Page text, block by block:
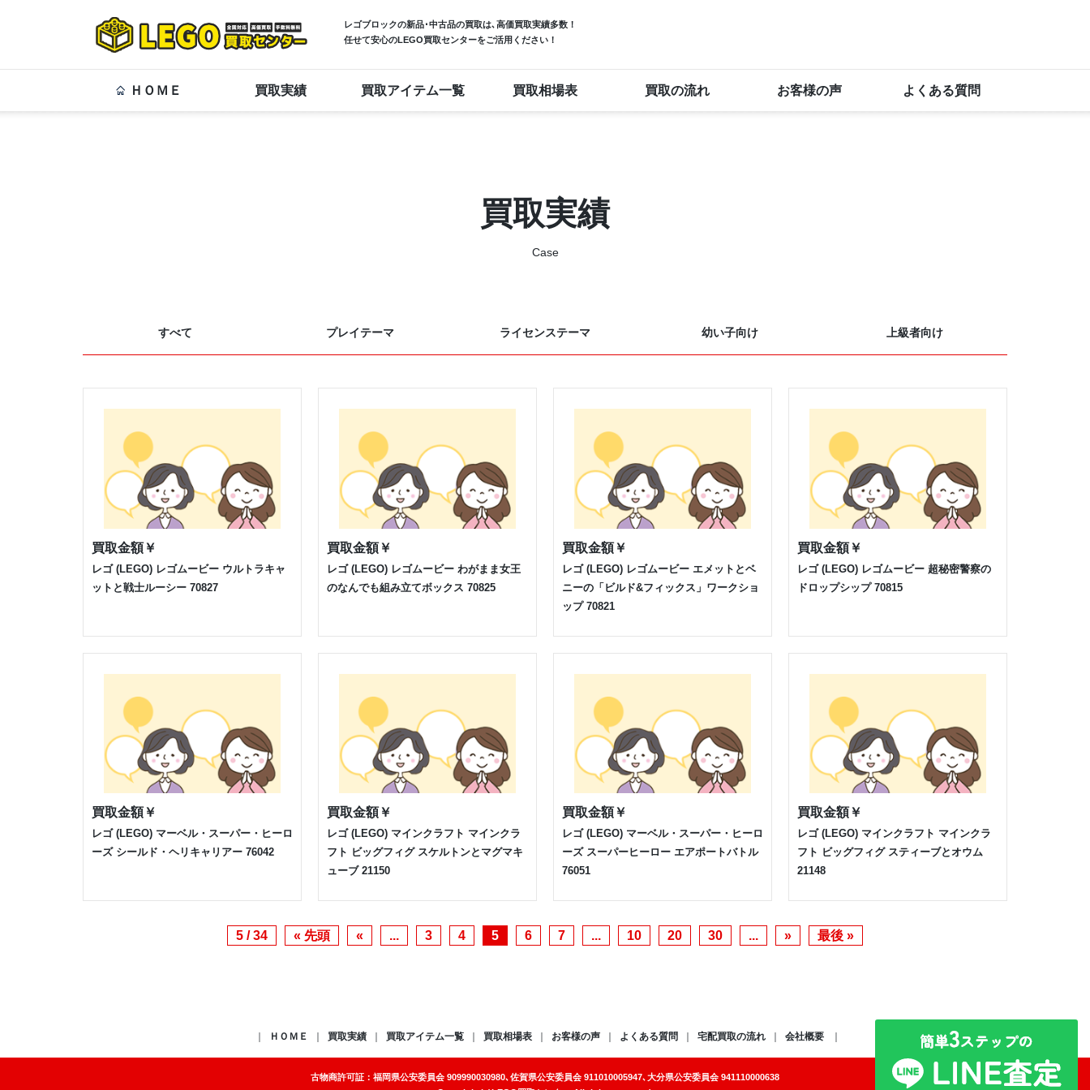
レゴブロックの新品･中古品の買取は､高価買取実績多数！
任せて安心のLEGO買取センターをご活用ください！
ＨＯＭＥ 買取実績 買取アイテム一覧 買取相場表 買取の流れ お客様の声 よくある質問
買取実績
Case
すべて プレイテーマ ライセンステーマ 幼い子向け 上級者向け
買取金額￥
レゴ (LEGO) レゴムービー ウルトラキャ
ットと戦士ルーシー 70827
買取金額￥
レゴ (LEGO) レゴムービー わがまま女王
のなんでも組み立てボックス 70825
買取金額￥
レゴ (LEGO) レゴムービー エメットとベ
ニーの「ビルド&フィックス」ワークショ
ップ 70821
買取金額￥
レゴ (LEGO) レゴムービー 超秘密警察の
ドロップシップ 70815
買取金額￥
レゴ (LEGO) マーベル・スーパー・ヒーロ
ーズ シールド・ヘリキャリアー 76042
買取金額￥
レゴ (LEGO) マインクラフト マインクラ
フト ビッグフィグ スケルトンとマグマキ
ューブ 21150
買取金額￥
レゴ (LEGO) マーベル・スーパー・ヒーロ
ーズ スーパーヒーロー エアポートバトル
76051
買取金額￥
レゴ (LEGO) マインクラフト マインクラ
フト ビッグフィグ スティーブとオウム
21148
5 / 34 « 先頭 « ... 3 4 5 6 7 ... 10 20 30 ... » 最後 »
ＨＯＭＥ 買取実績 買取アイテム一覧 買取相場表 お客様の声 よくある質問 宅配買取の流れ 会社概要
古物商許可証：福岡県公安委員会 909990030980､佐賀県公安委員会 911010005947､大分県公安委員会 941110000638